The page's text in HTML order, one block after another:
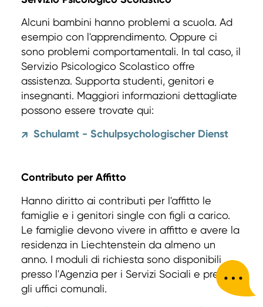
Alcuni bambini hanno problemi a scuola. Ad
esempio con l'apprendimento. Oppure ci
sono problemi comportamentali. In tal caso, il
Servizio Psicologico Scolastico offre
assistenza. Supporta studenti, genitori e
insegnanti. Maggiori informazioni dettagliate
possono essere trovate qui:
↗ Schulamt - Schulpsychologischer Dienst
Contributo per Affitto
Hanno diritto ai contributi per l'affitto le
famiglie e i genitori single con figli a carico.
Le famiglie devono vivere in affitto e avere la
residenza in Liechtenstein da almeno un
anno. I moduli di richiesta sono disponibili
presso l'Agenzia per i Servizi Sociali e presso
gli uffici comunali.